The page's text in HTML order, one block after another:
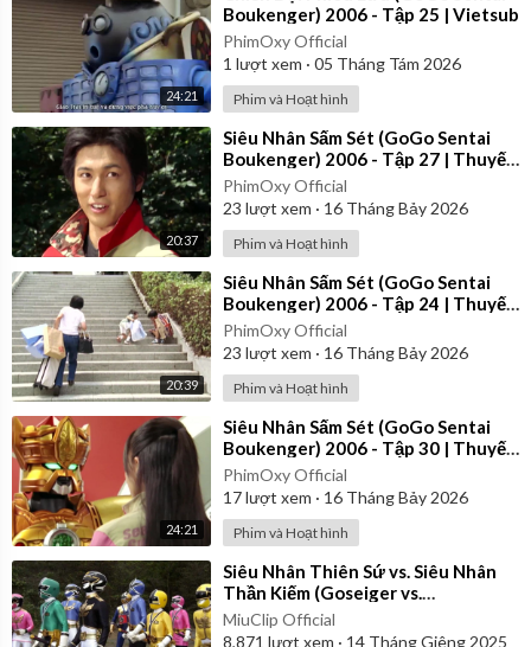
24:21
Boukenger) 2006 - Tập 25 | Vietsub
PhimOxy Official
1 lượt xem · 05 Tháng Tám 2026
Phim và Hoạt hình
20:37
⁣Siêu Nhân Sấm Sét (GoGo Sentai
Boukenger) 2006 - Tập 27 | Thuyết
Minh
PhimOxy Official
23 lượt xem · 16 Tháng Bảy 2026
Phim và Hoạt hình
20:39
⁣Siêu Nhân Sấm Sét (GoGo Sentai
Boukenger) 2006 - Tập 24 | Thuyết
Minh
PhimOxy Official
23 lượt xem · 16 Tháng Bảy 2026
Phim và Hoạt hình
24:21
⁣Siêu Nhân Sấm Sét (GoGo Sentai
Boukenger) 2006 - Tập 30 | Thuyết
Minh
PhimOxy Official
17lượt xem · 16 Tháng Bảy 2026
Phim và Hoạt hình
⁣Siêu Nhân Thiên Sứ vs. Siêu Nhân
Thần Kiếm (Goseiger vs.
Shinkenger) | Vietsub
MiuClip Official
8,871 lượt xem · 14 Tháng Giêng 2025